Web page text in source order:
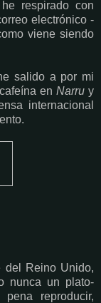
respirado con
electrónico -
viene siendo
salido a por mi
enNarruy
internacional
Reino Unido,
nunca un plato-
reproducir,